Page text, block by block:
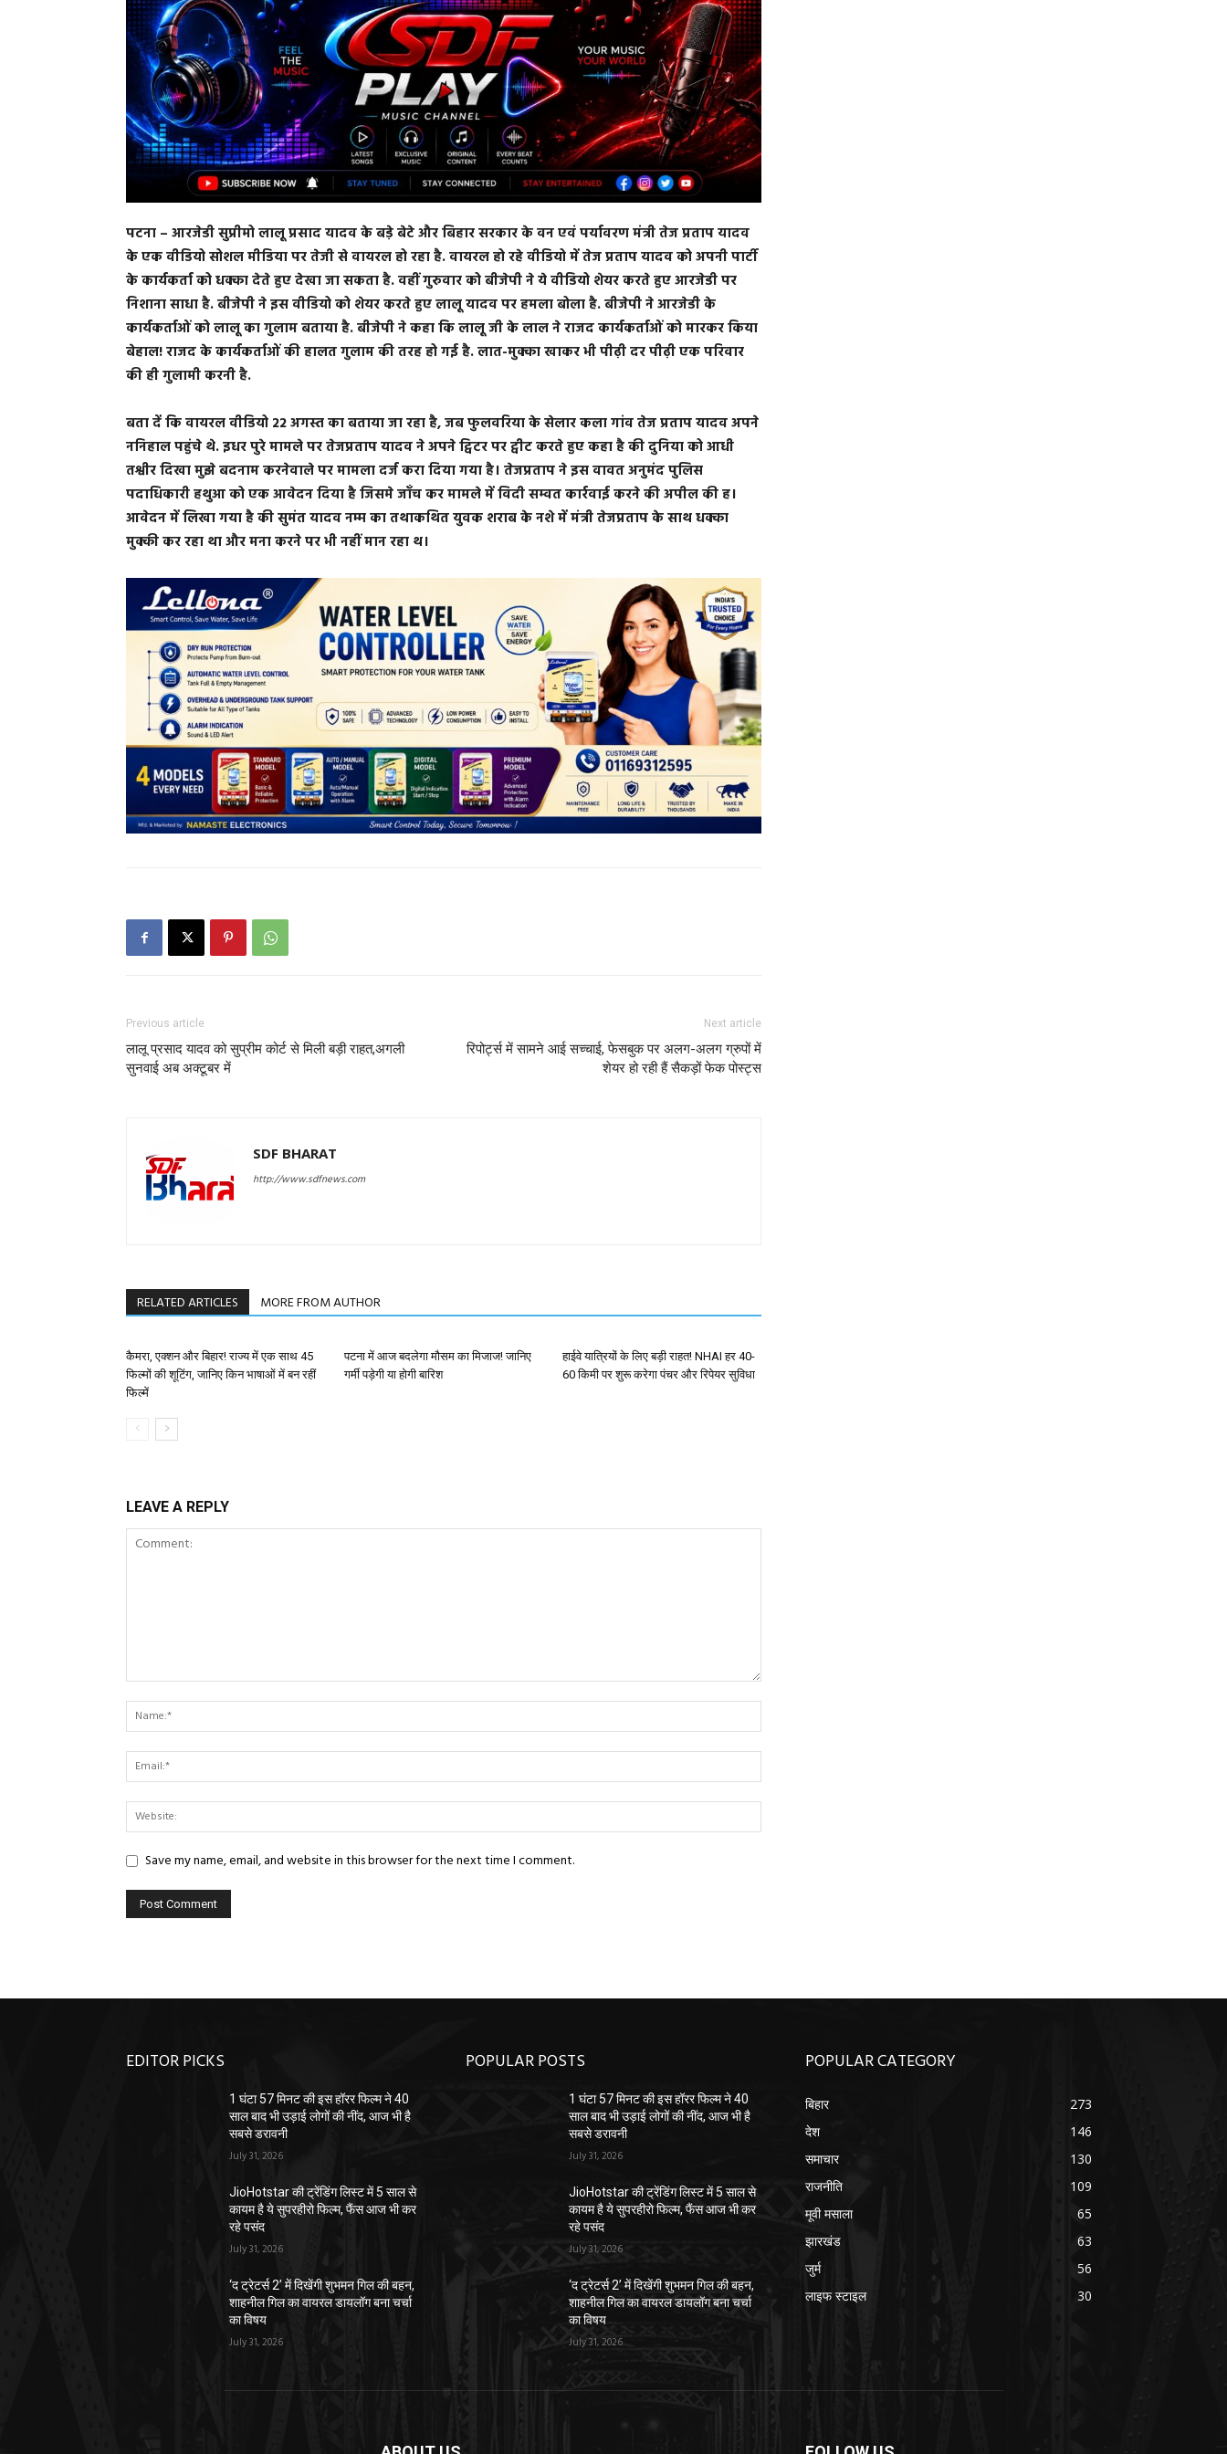
पटना – आरजेडी सुप्रीमो लालू प्रसाद यादव के बड़े बेटे और बिहार सरकार के वन एवं पर्यावरण मंत्री तेज प्रताप यादव
के एक वीडियो सोशल मीडिया पर तेजी से वायरल हो रहा है. वायरल हो रहे वीडियो में तेज प्रताप यादव को अपनी पार्टी
के कार्यकर्ता को धक्का देते हुए देखा जा सकता है. वहीं गुरुवार को बीजेपी ने ये वीडियो शेयर करते हुए आरजेडी पर
निशाना साधा है. बीजेपी ने इस वीडियो को शेयर करते हुए लालू यादव पर हमला बोला है. बीजेपी ने आरजेडी के
कार्यकर्ताओं को लालू का गुलाम बताया है. बीजेपी ने कहा कि लालू जी के लाल ने राजद कार्यकर्ताओं को मारकर किया
बेहाल! राजद के कार्यकर्ताओं की हालत गुलाम की तरह हो गई है. लात-मुक्का खाकर भी पीढ़ी दर पीढ़ी एक परिवार
की ही गुलामी करनी है.
बता दें कि वायरल वीडियो 22 अगस्त का बताया जा रहा है, जब फुलवरिया के सेलार कला गांव तेज प्रताप यादव अपने
ननिहाल पहुंचे थे. इधर पुरे मामले पर तेजप्रताप यादव ने अपने ट्विटर पर ट्वीट करते हुए कहा है की दुनिया को आधी
तश्वीर दिखा मुझे बदनाम करनेवाले पर मामला दर्ज करा दिया गया है। तेजप्रताप ने इस वावत अनुमंद पुलिस
पदाधिकारी हथुआ को एक आवेदन दिया है जिसमे जाँच कर मामले में विदी सम्वत कार्रवाई करने की अपील की ह।
आवेदन में लिखा गया है की सुमंत यादव नम्म का तथाकथित युवक शराब के नशे में मंत्री तेजप्रताप के साथ धक्का
मुक्की कर रहा था और मना करने पर भी नहीं मान रहा थ।
Previous article
लालू प्रसाद यादव को सुप्रीम कोर्ट से मिली बड़ी राहत,अगली
सुनवाई अब अक्टूबर में
Next article
रिपोर्ट्स में सामने आई सच्चाई, फेसबुक पर अलग-अलग ग्रुपों में
शेयर हो रही हैं सैकड़ों फेक पोस्ट्स
SDF BHARAT
http://www.sdfnews.com
RELATED ARTICLES MORE FROM AUTHOR
कैमरा, एक्शन और बिहार! राज्य में एक साथ 45
फिल्मों की शूटिंग, जानिए किन भाषाओं में बन रहीं
फिल्में
पटना में आज बदलेगा मौसम का मिजाज! जानिए
गर्मी पड़ेगी या होगी बारिश
हाईवे यात्रियों के लिए बड़ी राहत! NHAI हर 40-
60 किमी पर शुरू करेगा पंचर और रिपेयर सुविधा
LEAVE A REPLY
Save my name, email, and website in this browser for the next time I comment.
EDITOR PICKS
1 घंटा 57 मिनट की इस हॉरर फिल्म ने 40
साल बाद भी उड़ाई लोगों की नींद, आज भी है
सबसे डरावनी
July 31, 2026
JioHotstar की ट्रेंडिंग लिस्ट में 5 साल से
कायम है ये सुपरहीरो फिल्म, फैंस आज भी कर
रहे पसंद
July 31, 2026
‘द ट्रेटर्स 2’ में दिखेंगी शुभमन गिल की बहन,
शाहनील गिल का वायरल डायलॉग बना चर्चा
का विषय
July 31, 2026
POPULAR POSTS
1 घंटा 57 मिनट की इस हॉरर फिल्म ने 40
साल बाद भी उड़ाई लोगों की नींद, आज भी है
सबसे डरावनी
July 31, 2026
JioHotstar की ट्रेंडिंग लिस्ट में 5 साल से
कायम है ये सुपरहीरो फिल्म, फैंस आज भी कर
रहे पसंद
July 31, 2026
‘द ट्रेटर्स 2’ में दिखेंगी शुभमन गिल की बहन,
शाहनील गिल का वायरल डायलॉग बना चर्चा
का विषय
July 31, 2026
POPULAR CATEGORY
बिहार
273
देश
146
समाचार
130
राजनीति
109
मूवी मसाला
65
झारखंड
63
जुर्म
56
लाइफ स्टाइल
30